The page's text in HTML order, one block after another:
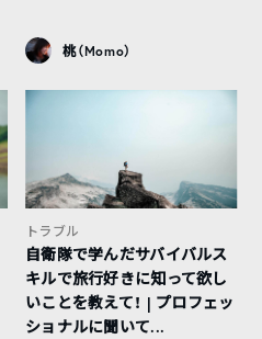
桃（Momo）
トラブル
自衛隊で学んだサバイバルス
キルで旅行好きに知って欲し
いことを教えて！ | プロフェッ
ショナルに聞いて...